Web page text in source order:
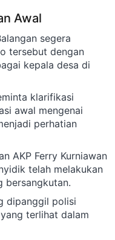
Awal
segera
tersebut dengan
kepala desa di
klarifikasi
awal mengenai
perhatian
AKP Ferry Kurniawan
telah melakukan
bersangkutan.
dipanggil polisi
terlihat dalam